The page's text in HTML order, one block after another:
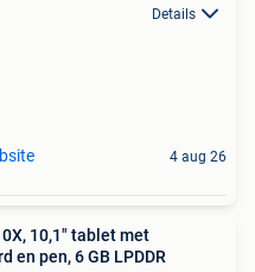
Details
4 aug 26
10,1" tablet met
en pen, 6 GB LPDDR